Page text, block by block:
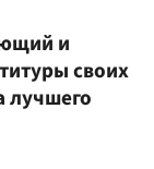
и
своих
лучшего